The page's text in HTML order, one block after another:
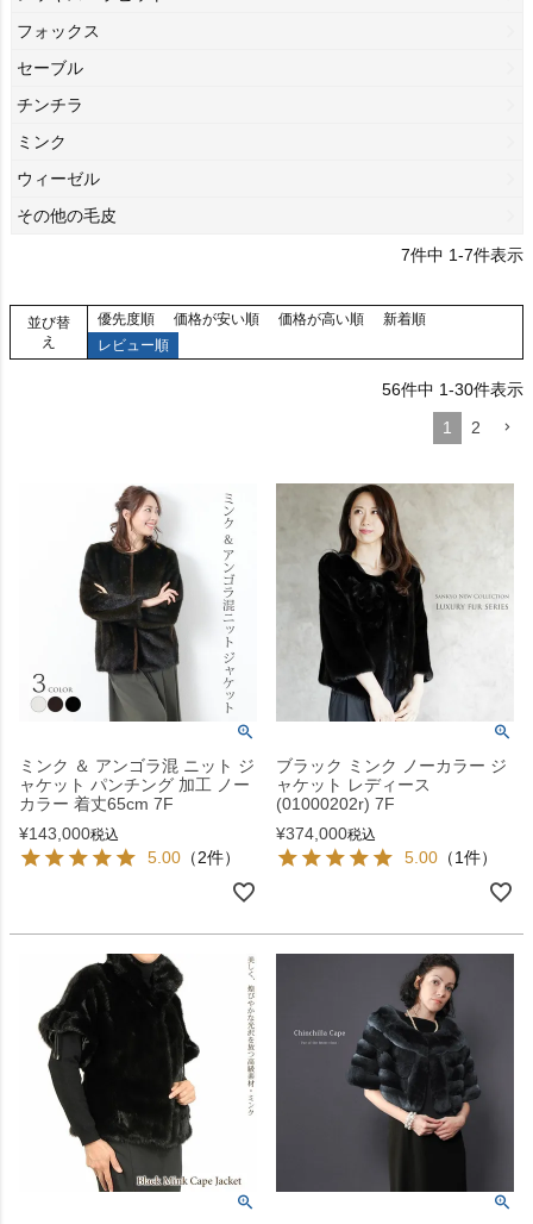
フォックス
セーブル
チンチラ
ミンク
ウィーゼル
その他の毛皮
7件中 1-7件表示
並び替
え
優先度順 価格が安い順 価格が高い順
新着順
レビュー順
56件中 1-30件表示
1
2
ミンク ＆ アンゴラ混 ニット ジ
ャケット パンチング 加工 ノー
カラー 着丈65cm 7F
¥143,000税込
5.00 （2件）
ブラック ミンク ノーカラー ジ
ャケット レディース
(01000202r) 7F
¥374,000税込
5.00 （1件）